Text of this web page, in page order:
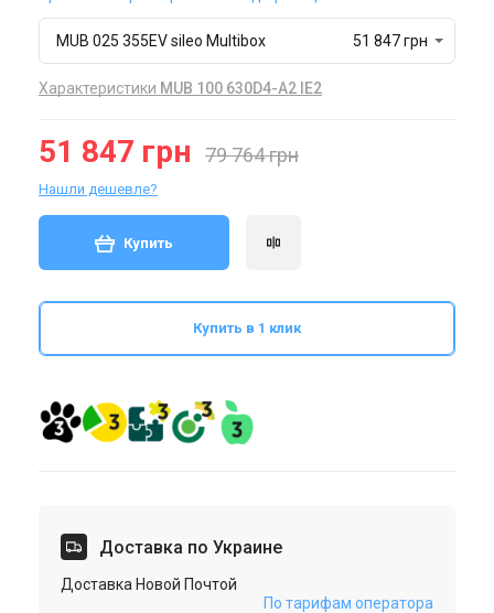
MUB 025 355EV sileo Multibox 51 847 грн
Характеристики MUB 100 630D4-A2 IE2
51 847 грн 79 764 грн
Нашли дешевле?
Купить
Купить в 1 клик
Доставка по Украине
Доставка Новой Почтой
По тарифам оператора